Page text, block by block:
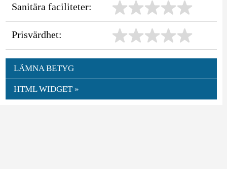
Sanitära faciliteter:
Prisvärdhet:
LÄMNA BETYG
HTML WIDGET »